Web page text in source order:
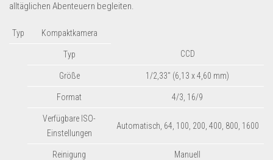
Dropshipping-Produkte
Kostenlos verkaufen
alltäglichen Abenteuern begleiten.
Typ Kompaktkamera
Typ CCD
Größe 1/2,33″ (6,13 x 4,60 mm)
Format 4/3, 16/9
Verfügbare ISO-
Einstellungen
Automatisch, 64, 100, 200, 400, 800, 1600
Reinigung Manuell